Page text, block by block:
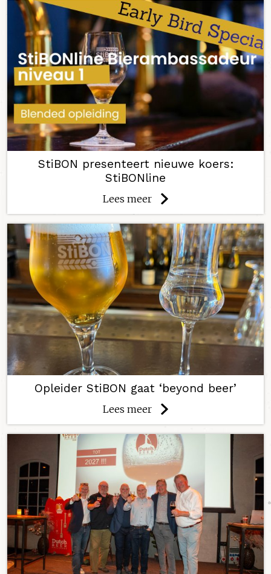
StiBON presenteert nieuwe koers:
StiBONline
Lees meer
Opleider StiBON gaat ‘beyond beer’
Lees meer